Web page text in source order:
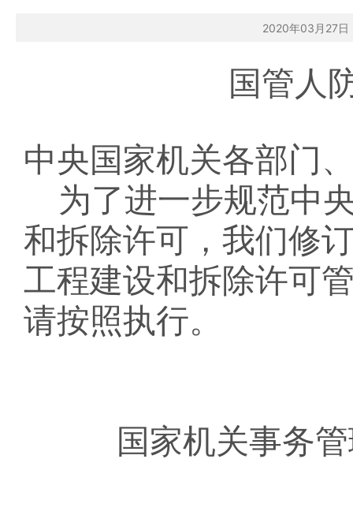
2020年03月27
国管人
中央国家机关各部门
为了进一步规范中
和拆除许可， 我们修
工程建设和拆除许可
请按照执行。
国家机关事务